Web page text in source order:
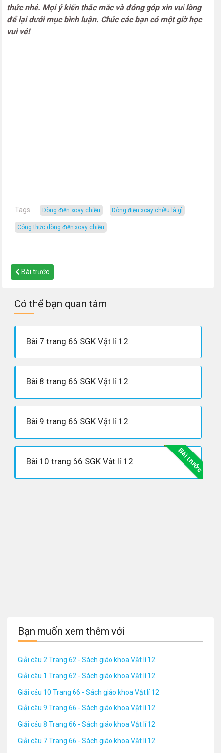
thức nhé. Mọi ý kiến thắc mắc và đóng góp xin vui lòng
để lại dưới mục bình luận. Chúc các bạn có một giờ học
vui vẻ!
Tags dòng điện xoay chiều dòng điện xoay chiều là gì
công thức dòng điện xoay chiều
Bài trước
Có thể bạn quan tâm
Bài 7 trang 66 SGK Vật lí 12
Bài 8 trang 66 SGK Vật lí 12
Bài 9 trang 66 SGK Vật lí 12
Bài trước
Bài 10 trang 66 SGK Vật lí 12
Bạn muốn xem thêm với
Giải câu 2 Trang 62 - Sách giáo khoa Vật lí 12
Giải câu 1 Trang 62 - Sách giáo khoa Vật lí 12
Giải câu 10 Trang 66 - Sách giáo khoa Vật lí 12
Giải câu 9 Trang 66 - Sách giáo khoa Vật lí 12
Giải câu 8 Trang 66 - Sách giáo khoa Vật lí 12
Giải câu 7 Trang 66 - Sách giáo khoa Vật lí 12